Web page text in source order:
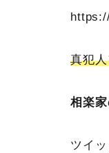
真犯
相楽
ツイ